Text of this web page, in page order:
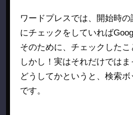
ワードプレスでは、開始時の
にチェックをしていれば
そのために、チェックした
しかし！実はそれだけではま
どうしてかというと、検索ボ
です。